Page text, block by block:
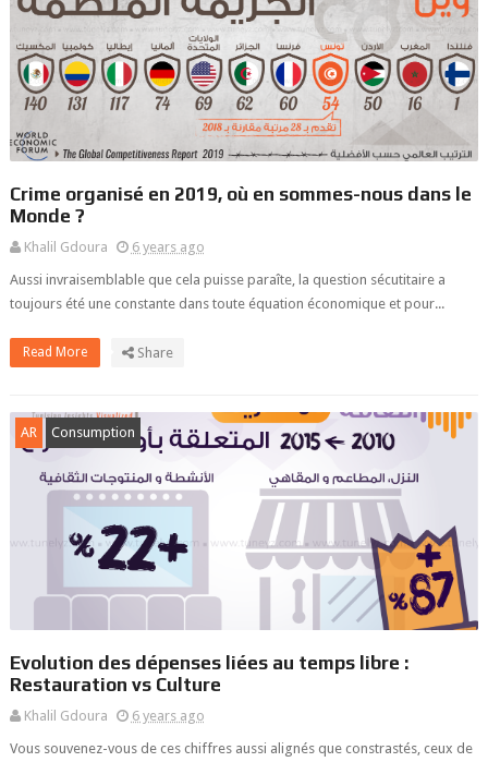
Crime organisé en 2019, où en sommes-nous dans le
Monde ?
Khalil Gdoura
6 years ago
Aussi invraisemblable que cela puisse paraîte, la question sécutitaire a
toujours été une constante dans toute équation économique et pour...
Read More Share
AR Consumption
Evolution des dépenses liées au temps libre :
Restauration vs Culture
Khalil Gdoura
6 years ago
Vous souvenez-vous de ces chiffres aussi alignés que constrastés, ceux de